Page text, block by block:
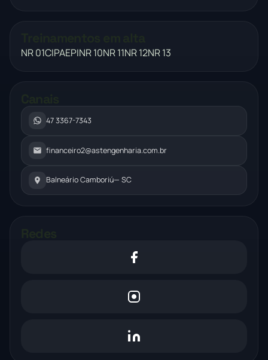
NR 01CIPAEPINR 10NR 11NR 12NR 13
47 3367-7343
financeiro2@astengenharia.com.br
Balneário Camboriú— SC